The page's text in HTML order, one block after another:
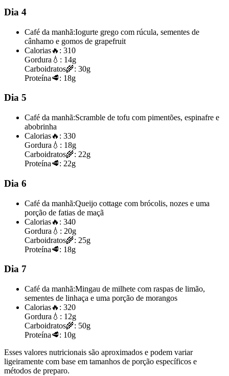
Dia 4
Café da manhã:Iogurte grego com rúcula, sementes de
cânhamo e gomos de grapefruit
Calorias🔥: 310
Gordura 💧: 14g
Carboidratos🌾: 30g
Proteína🥩: 18g
Dia 5
Café da manhã:Scramble de tofu com pimentões, espinafre e
abobrinha
Calorias🔥: 330
Gordura 💧: 18g
Carboidratos🌾: 22g
Proteína🥩: 22g
Dia 6
Café da manhã:Queijo cottage com brócolis, nozes e uma
porção de fatias de maçã
Calorias🔥: 340
Gordura 💧: 20g
Carboidratos🌾: 25g
Proteína🥩: 18g
Dia 7
Café da manhã:Mingau de milhete com raspas de limão,
sementes de linhaça e uma porção de morangos
Calorias🔥: 320
Gordura 💧: 12g
Carboidratos🌾: 50g
Proteína🥩: 10g
Esses valores nutricionais são aproximados e podem variar
ligeiramente com base em tamanhos de porção específicos e
métodos de preparo.